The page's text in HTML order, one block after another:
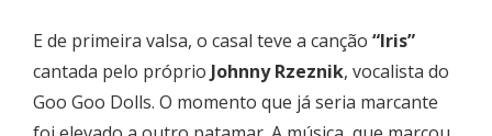
E de primeira valsa, o casal teve a canção “Iris”
cantada pelo próprio Johnny Rzeznik, vocalista do
Goo Goo Dolls. O momento que já seria marcante